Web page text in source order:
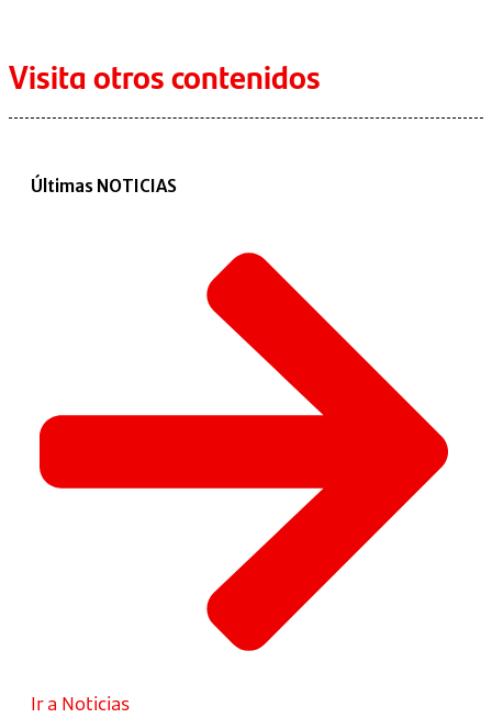
Visita otros contenidos
Últimas NOTICIAS
Ir a Noticias